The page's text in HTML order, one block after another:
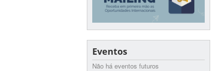
Eventos
Não há eventos futuros